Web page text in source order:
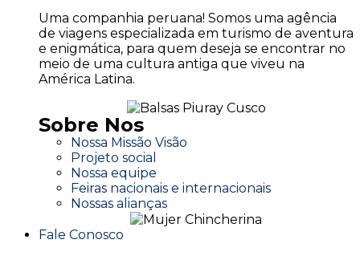
Uma companhia peruana! Somos uma agência
de viagens especializada em turismo de aventura
e enigmática, para quem deseja se encontrar no
meio de uma cultura antiga que viveu na
América Latina.
Sobre Nos
Nossa Missão Visão
Projeto social
Nossa equipe
Feiras nacionais e internacionais
Nossas alianças
Fale Conosco